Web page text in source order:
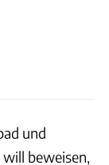
und
will beweisen,